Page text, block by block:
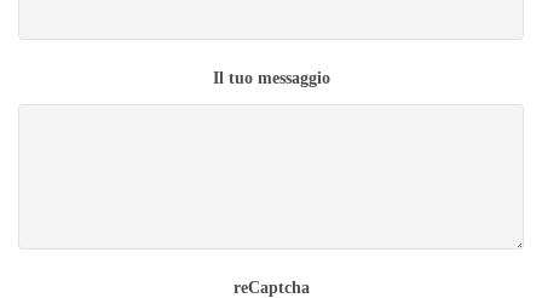
Il tuo messaggio
reCaptcha